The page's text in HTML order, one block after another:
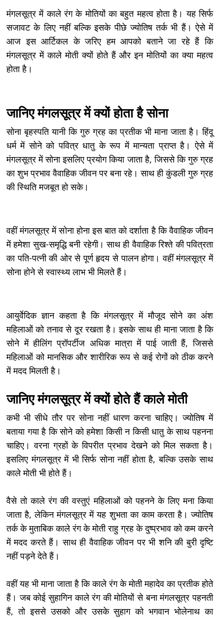
मंगलसूत्र में काले रंग के मोतियों का बहुत महत्व होता है। यह सिर्फ
सजावट के लिए नहीं बल्कि इसके पीछे ज्योतिष तर्क भी हैं। ऐसे में
आज इस आर्टिकल के जरिए हम आपको बताने जा रहे हैं कि
मंगलसूत्र में काले मोती क्यों होते हैं और इन मोतियों का क्या महत्व
होता है।
जानिए मंगलसूत्र में क्यों होता है सोना
सोना बृहस्पति यानी कि गुरु ग्रह का प्रतीक भी माना जाता है। हिंदू
धर्म में सोने को पवित्र धातु के रूप में मान्यता प्राप्त है। ऐसे में
मंगलसूत्र में सोना इसलिए प्रयोग किया जाता है, जिससे कि गुरु ग्रह
का शुभ प्रभाव वैवाहिक जीवन पर बना रहे। साथ ही कुंडली गुरु ग्रह
की स्थिति मजबूत हो सके।
वहीं मंगलसूत्र में सोना होना इस बात को दर्शाता है कि वैवाहिक जीवन
में हमेशा सुख-समृद्धि बनी रहेगी। साथ ही वैवाहिक रिश्ते की पवित्रता
का पति-पत्नी की ओर से पूर्ण हृदय से पालन होगा। वहीं मंगलसूत्र में
सोना होने से स्वास्थ्य लाभ भी मिलते हैं।
आयुर्वेदिक ज्ञान कहता है कि मंगलसूत्र में मौजूद सोने का अंश
महिलाओं को तनाव से दूर रखता है। इसके साथ ही माना जाता है कि
सोने में हीलिंग प्रॉपर्टीज अधिक मात्रा में पाई जाती हैं, जिससे
महिलाओं को मानसिक और शारीरिक रूप से कई रोगों को ठीक करने
में मदद मिलती है।
जानिए मंगलसूत्र में क्यों होते हैं काले मोती
कभी भी सीधे तौर पर सोना नहीं धारण करना चाहिए। ज्योतिष में
बताया गया है कि सोने को हमेशा किसी न किसी धातु के साथ पहनना
चाहिए। वरना ग्रहों के विपरीत प्रभाव देखने को मिल सकता है।
इसलिए मंगलसूत्र में भी सिर्फ सोना नहीं होता है, बल्कि उसके साथ
काले मोती भी होते हैं।
वैसे तो काले रंग की वस्तुएं महिलाओं को पहनने के लिए मना किया
जाता है, लेकिन मंगलसूत्र में यह शुभता का काम करता है। ज्योतिष
तर्क के मुताबिक काले रंग के मोती राहु ग्रह के दुष्प्रभाव को कम करने
में मदद करते हैं। साथ ही वैवाहिक जीवन पर भी शनि की बुरी दृष्टि
नहीं पड़ने देते हैं।
वहीं यह भी माना जाता है कि काले रंग के मोती महादेव का प्रतीक होते
हैं। जब कोई सुहागिन काले रंग की मोतियों से बना मंगलसूत्र पहनती
हैं, तो इससे उसको और उसके सुहाग को भगवान भोलेनाथ का